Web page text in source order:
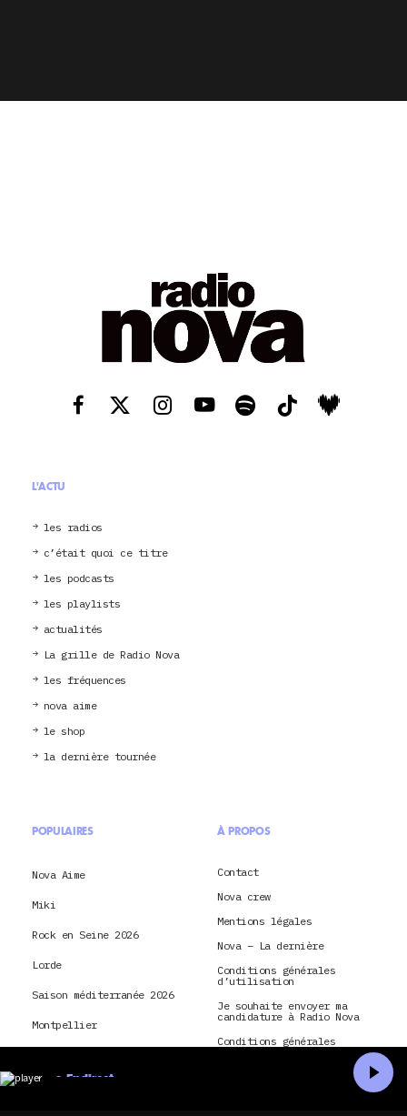
L'ACTU
les radios
c’était quoi ce titre
les podcasts
les playlists
actualités
La grille de Radio Nova
les fréquences
nova aime
le shop
la dernière tournée
POPULAIRES
Nova Aime
Miki
Rock en Seine 2026
Lorde
Saison méditerranée 2026
Montpellier
Nick Cave and The Bad
À PROPOS
Contact
Nova crew
Mentions légales
Nova – La dernière
Conditions générales
d’utilisation
Je souhaite envoyer ma
candidature à Radio Nova
Conditions générales
d’utilisation et politique
En direct